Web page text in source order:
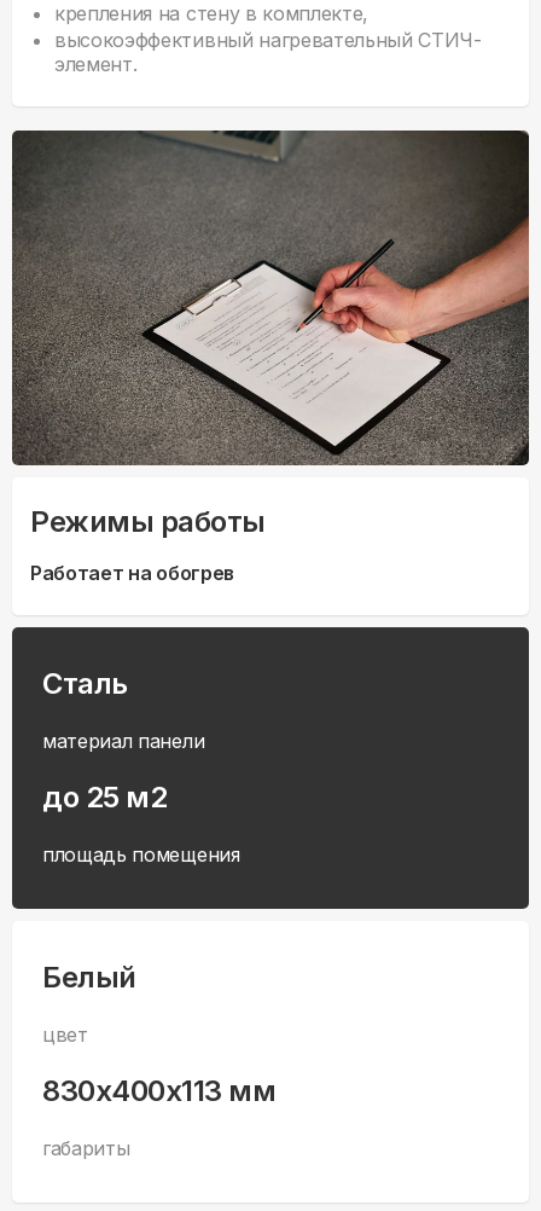
крепления на стену в комплекте,
высокоэффективный нагревательный СТИЧ-
элемент.
Режимы работы
Работает на обогрев
Сталь
материал панели
до 25 м2
площадь помещения
Белый
цвет
830x400x113 мм
габариты